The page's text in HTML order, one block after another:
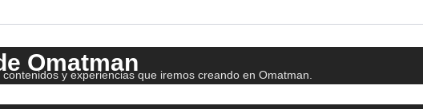
Omatman
y experiencias que iremos creando en Omatman.